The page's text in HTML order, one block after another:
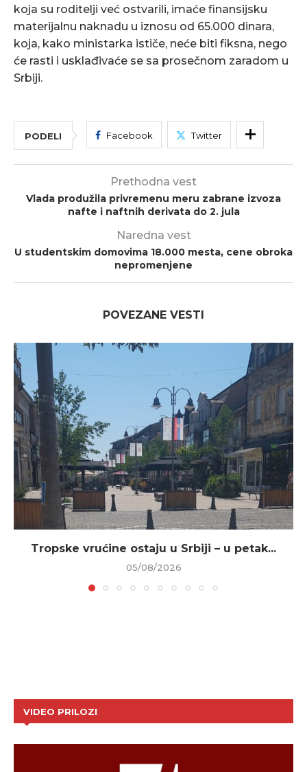
koja su roditelji već ostvarili, imaće finansijsku
materijalnu naknadu u iznosu od 65.000 dinara,
koja, kako ministarka ističe, neće biti fiksna, nego
će rasti i usklađivaće se sa prosečnom zaradom u
Srbiji.
PODELI Facebook Twitter
Prethodna vest
Vlada produžila privremenu meru zabrane izvoza
nafte i naftnih derivata do 2. jula
Naredna vest
U studentskim domovima 18.000 mesta, cene obroka
nepromenjene
POVEZANE VESTI
Tropske vrućine ostaju u Srbiji – u petak...
05/08/2026
VIDEO PRILOZI